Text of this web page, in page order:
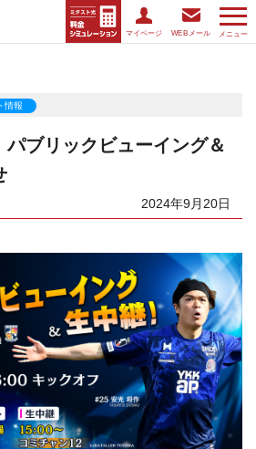
メニュー
マイページ WEBメール
情報
パブリックビューイング＆
2024年9月20日